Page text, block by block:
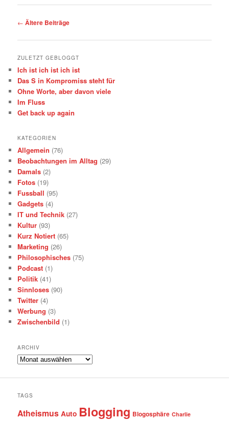
Beitrags-
← Ältere Beiträge
ZULETZT GEBLOGGT
Ich ist ich ist ich ist
Das S in Kompromiss steht für
Ohne Worte, aber davon viele
Im Fluss
Get back up again
KATEGORIEN
Allgemein (76)
Beobachtungen im Alltag (29)
Damals (2)
Fotos (19)
Fussball (95)
Gadgets (4)
IT und Technik (27)
Kultur (93)
Kurz Notiert (65)
Marketing (26)
Philosophisches (75)
Podcast (1)
Politik (41)
Sinnloses (90)
Twitter (4)
Werbung (3)
Zwischenbild (1)
ARCHIV
Archiv
TAGS
Atheismus Auto Blogging Blogosphäre Charlie